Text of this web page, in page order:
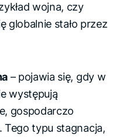
wojna, czy
globalnie stało przez
– pojawia się, gdy w
występują
gospodarczo
typu stagnacja,